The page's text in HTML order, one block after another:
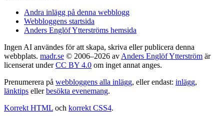
Andra inlägg på denna webblogg
Webbloggens startsida
Anders Englöf Ytterströms hemsida
Ingen AI användes för att skapa, skriva eller publicera denna
webbplats. madr.se © 2006–2026 av Anders Englöf Ytterström är
licenserat underCC BY 4.0 om inget annat anges.
Prenumerera på webbloggens alla inlägg, eller endast: inlägg,
länktips ellerbesökta evenemang.
Korrekt HTML och korrekt CSS4.